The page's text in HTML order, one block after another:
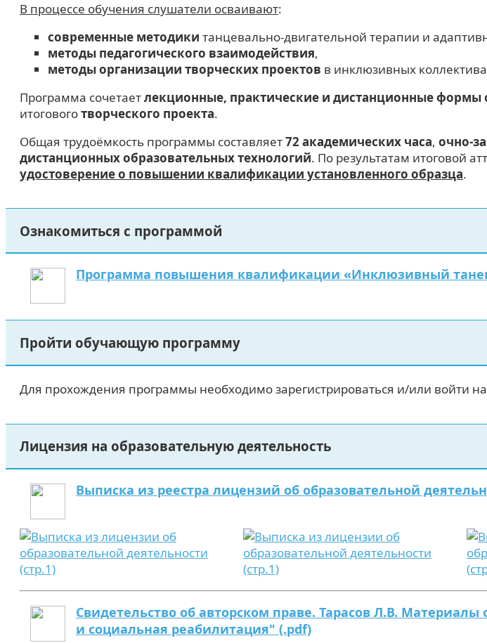
В процессе обучения слушатели осваивают:
современные методики танцевально-двигательной терапии и
методы педагогического взаимодействия,
методы организации творческих проектов в инклюзивных
Программа сочетаетлекционные, практические и дистанционные формы
итоговоготворческого проекта.
Общая трудоёмкость программы составляет72 академических часа, очно-
дистанционных образовательных технологий. По результатам итоговой
удостоверение о повышении квалификации установленного образца.
Ознакомиться с программой
Программа повышения квалификации «Инклюзивный
Пройти обучающую программу
Для прохождения программы необходимо зарегистрироваться и/или войти
Лицензия на образовательную деятельность
Выписка из реестра лицензий об образовательной
Свидетельство об авторском праве. Тарасов Л.В.
и социальная реабилитация" (.pdf)